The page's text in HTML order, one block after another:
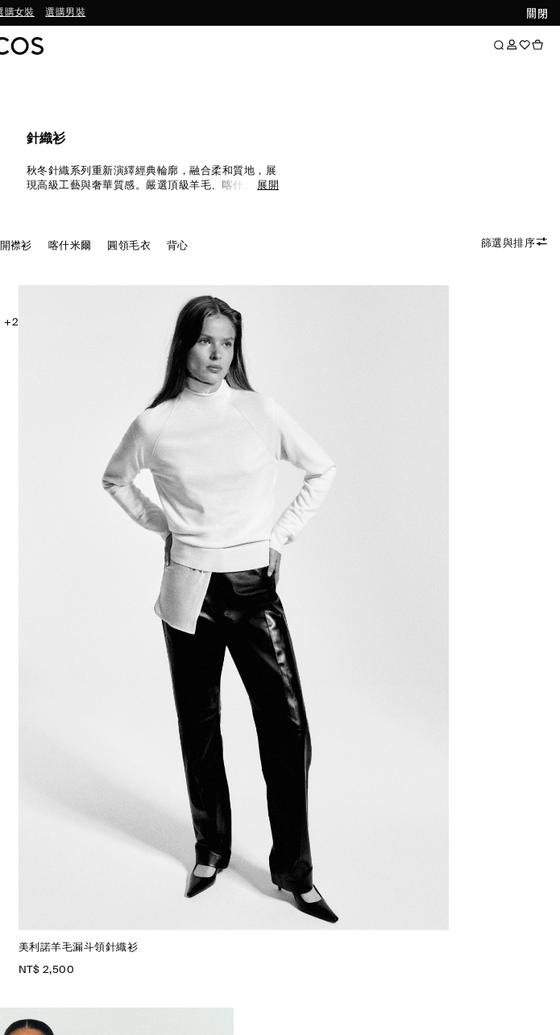
關閉
針織衫
秋冬針織系列重新演繹經典輪廓，融合柔和質地，展
現高級工藝與奢華質感。嚴選頂級羊毛、喀什米爾與
展開
開襟衫 喀什米爾 圓領毛衣 背心 篩選與排序
+2
美利諾羊毛漏斗領針織衫
NT$ 2,500